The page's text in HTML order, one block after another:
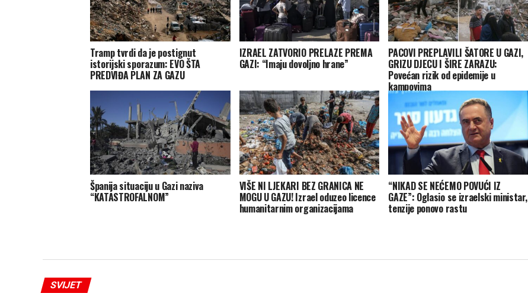
Tramp tvrdi da je postignut
istorijski sporazum: EVO ŠTA
PREDVIĐA PLAN ZA GAZU
IZRAEL ZATVORIO PRELAZE PREMA
GAZI: “Imaju dovoljno hrane”
PACOVI PREPLAVILI ŠATORE U GAZI,
GRIZU DJECU I ŠIRE ZARAZU:
Povećan rizik od epidemije u
kampovima
Španija situaciju u Gazi naziva
“KATASTROFALNOM”
VIŠE NI LJEKARI BEZ GRANICA NE
MOGU U GAZU! Izrael oduzeo licence
humanitarnim organizacijama
“NIKAD SE NEĆEMO POVUĆI IZ
GAZE”: Oglasio se izraelski ministar,
tenzije ponovo rastu
SVIJET